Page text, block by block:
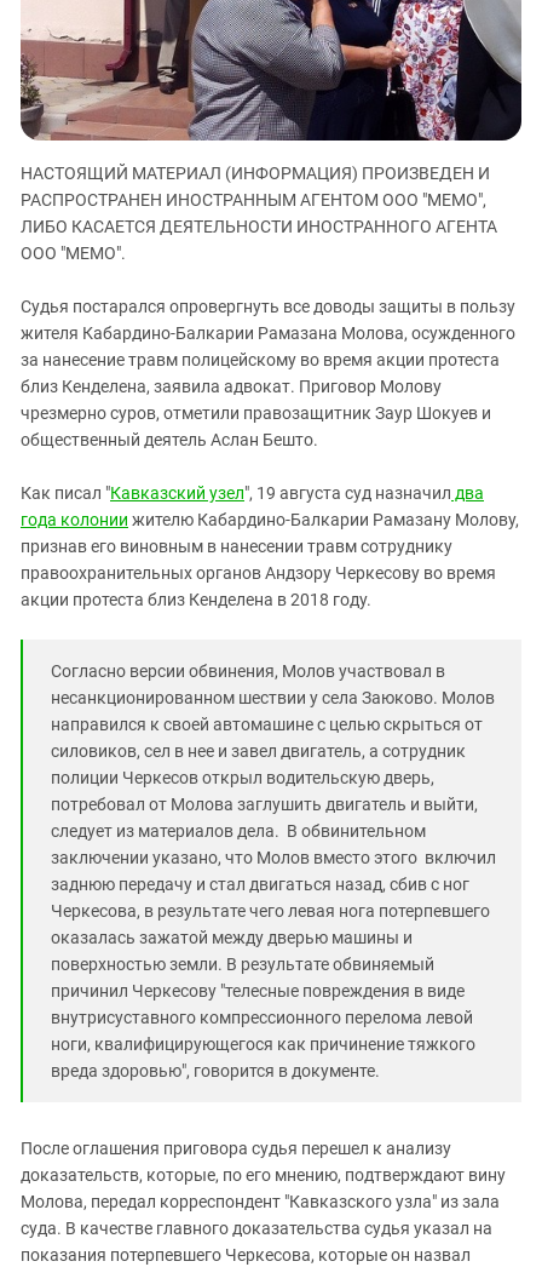
ЗАСТАВЛЯЕТ
КАВКАЗ ЗА ПАЛЕСТИНУ
ИНАКОМЫСЛИЕ В ЧЕЧНЕ
ПРЕСЛЕДОВАНИЕ АКТИВИСТОВ
МОБИЛИЗАЦИЯ И ПРОТЕСТЫ
Кабардино-Балкария
Калмыкия
Карачаево-Черкесия
Краснодарский край
Нагорный Карабах
Ростовская область
Северная Осетия - Алания
СКФО
Ставропольский край
Южный Кавказ
ЮФО
НАСТОЯЩИЙ МАТЕРИАЛ (ИНФОРМАЦИЯ) ПРОИЗВЕДЕН И
РАСПРОСТРАНЕН ИНОСТРАННЫМ АГЕНТОМ ООО "МЕМО",
ЛИБО КАСАЕТСЯ ДЕЯТЕЛЬНОСТИ ИНОСТРАННОГО АГЕНТА
ООО "МЕМО".
Судья постарался опровергнуть все доводы защиты в пользу
жителя Кабардино-Балкарии Рамазана Молова, осужденного
за нанесение травм полицейскому во время акции протеста
близ Кенделена, заявила адвокат. Приговор Молову
чрезмерно суров, отметили правозащитник Заур Шокуев и
общественный деятель Аслан Бешто.
Как писал "Кавказский узел", 19 августа суд назначил два
года колонии жителю Кабардино-Балкарии Рамазану Молову,
признав его виновным в нанесении травм сотруднику
правоохранительных органов Андзору Черкесову во время
акции протеста близ Кенделена в 2018 году.
Согласно версии обвинения, Молов участвовал в
несанкционированном шествии у села Заюково. Молов
направился к своей автомашине с целью скрыться от
силовиков, сел в нее и завел двигатель, а сотрудник
полиции Черкесов открыл водительскую дверь,
потребовал от Молова заглушить двигатель и выйти,
следует из материалов дела. В обвинительном
заключении указано, что Молов вместо этого включил
заднюю передачу и стал двигаться назад, сбив с ног
Черкесова, в результате чего левая нога потерпевшего
оказалась зажатой между дверью машины и
поверхностью земли. В результате обвиняемый
причинил Черкесову "телесные повреждения в виде
внутрисуставного компрессионного перелома левой
ноги, квалифицирующегося как причинение тяжкого
вреда здоровью", говорится в документе.
После оглашения приговора судья перешел к анализу
доказательств, которые, по его мнению, подтверждают вину
Молова, передал корреспондент "Кавказского узла" из зала
суда. В качестве главного доказательства судья указал на
показания потерпевшего Черкесова, которые он назвал